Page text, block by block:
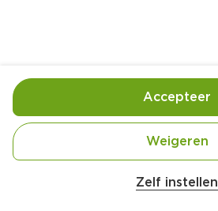
Ingrediënten
Zelf instellen
Weigeren
Accepteer